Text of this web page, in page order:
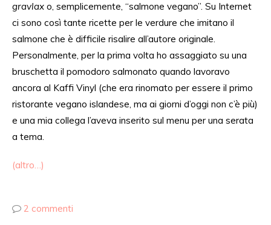
gravlax o, semplicemente, “salmone vegano”. Su Internet
ci sono così tante ricette per le verdure che imitano il
salmone che è difficile risalire all’autore originale.
Personalmente, per la prima volta ho assaggiato su una
bruschetta il pomodoro salmonato quando lavoravo
ancora al Kaffi Vinyl (che era rinomato per essere il primo
ristorante vegano islandese, ma ai giorni d’oggi non c’è più)
e una mia collega l’aveva inserito sul menu per una serata
a tema.
(altro…)
2 commenti